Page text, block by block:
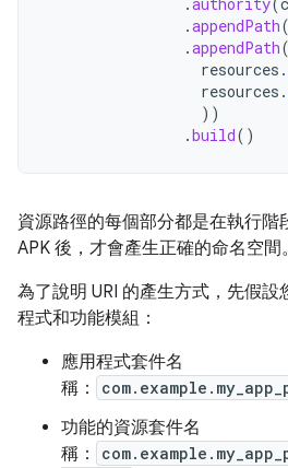
.appendPath(
.appendPath(
resources .
resources .
))
.build()
資源路徑的每個部分都是在執行階
APK 後，才會產生正確的命名空間。
為了說明 URI 的產生方式，先假
程式和功能模組：
應用程式套件名
稱：
功能的資源套件名
稱：